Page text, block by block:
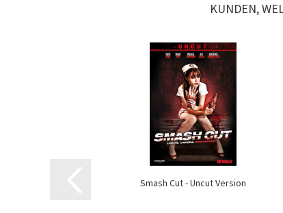
KUNDEN,
Smash Cut - Uncut Version